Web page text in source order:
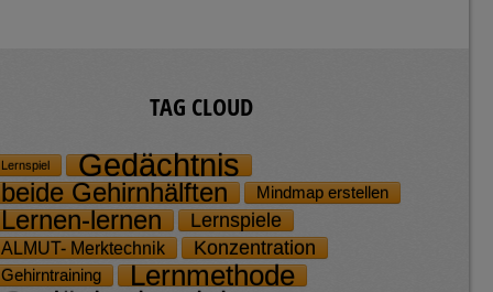
TAG CLOUD
Lernspiel Gedächtnis
beide Gehirnhälften Mindmap erstellen
Lernen-lernen Lernspiele
ALMUT- Merktechnik Konzentration
Gehirntraining Lernmethode